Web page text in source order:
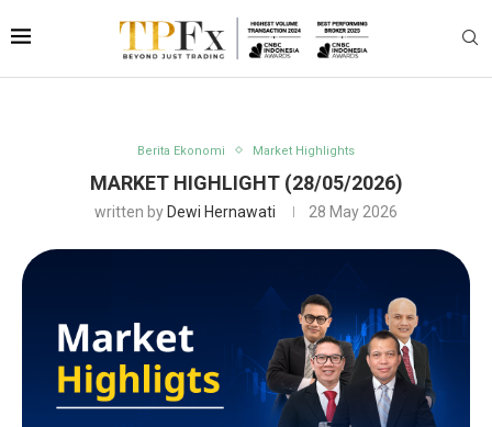
Berita Ekonomi Market Highlights
MARKET HIGHLIGHT (28/05/2026)
written by Dewi Hernawati 28 May 2026